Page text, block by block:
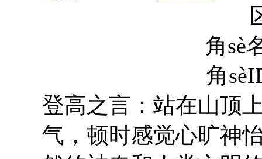
角sè
角
登高之言：站在山顶
气，顿时感觉心旷神